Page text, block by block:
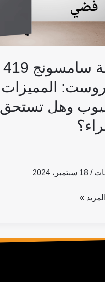
المميزات
وهل تستحق
/ 18 سبتمبر، 2024
»